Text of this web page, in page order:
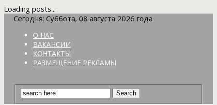
Loading posts...
Сегодня: Суббота, 08 августа 2026 года
О НАС
ВАКАНСИИ
КОНТАКТЫ
РАЗМЕЩЕНИЕ РЕКЛАМЫ